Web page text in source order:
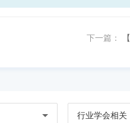
下一篇：
行业学会相关